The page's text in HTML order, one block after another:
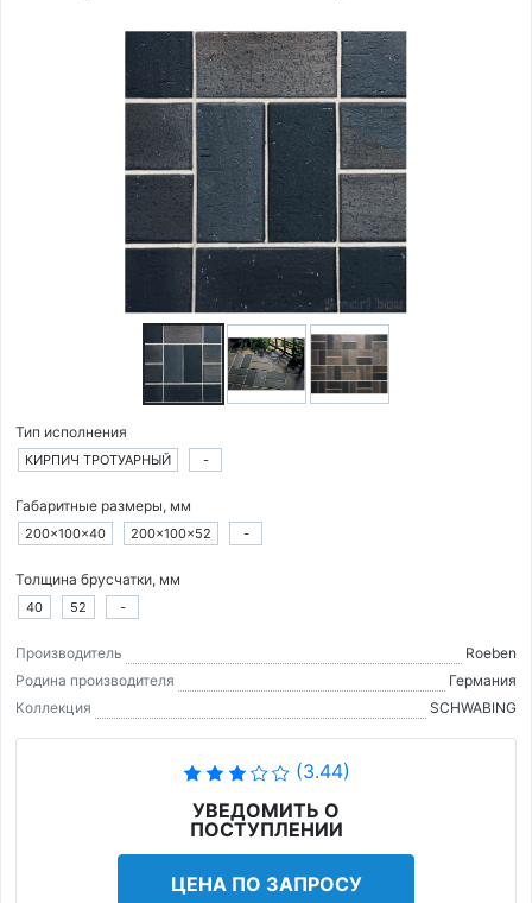
Тип исполнения
КИРПИЧ ТРОТУАРНЫЙ -
Габаритные размеры, мм
200×100×40 200×100×52 -
Толщина брусчатки, мм
40 52 -
Производитель
Roeben
Родина производителя
Германия
Коллекция
SCHWABING
(3.44)
УВЕДОМИТЬ О
ПОСТУПЛЕНИИ
ЦЕНА ПО ЗАПРОСУ